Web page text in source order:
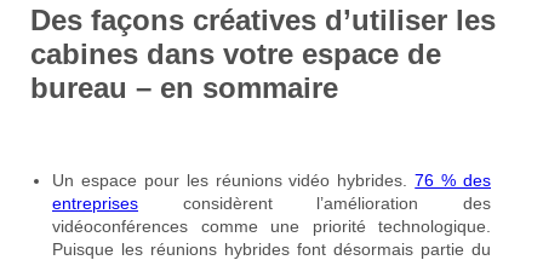
Des façons créatives d’utiliser les
cabines dans votre espace de
bureau – en sommaire
Un espace pour les réunions vidéo hybrides.76 % des
entreprises considèrent l’amélioration des
vidéoconférences comme une priorité technologique.
Puisque les réunions hybrides font désormais partie du